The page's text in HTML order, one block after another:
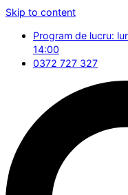
Skip to content
Program de lucru:
14:00
0372 727 327